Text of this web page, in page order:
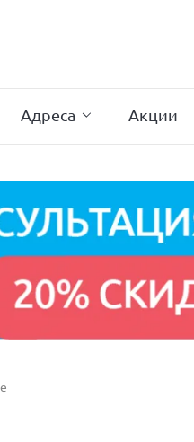
Нейрохирургия
Адреса Акции